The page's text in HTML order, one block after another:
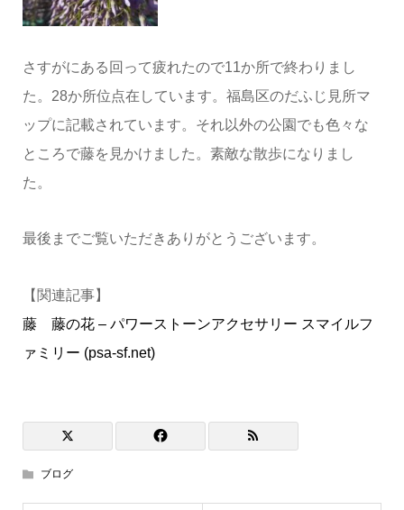
さすがにある回って疲れたので11か所で終わりまし
た。28か所位点在しています。福島区のだふじ見所マ
ップに記載されています。それ以外の公園でも色々な
ところで藤を見かけました。素敵な散歩になりまし
た。
最後までご覧いただきありがとうございます。
【関連記事】
藤 藤の花 – パワーストーンアクセサリー スマイルフ
ァミリー (psa-sf.net)
ブログ